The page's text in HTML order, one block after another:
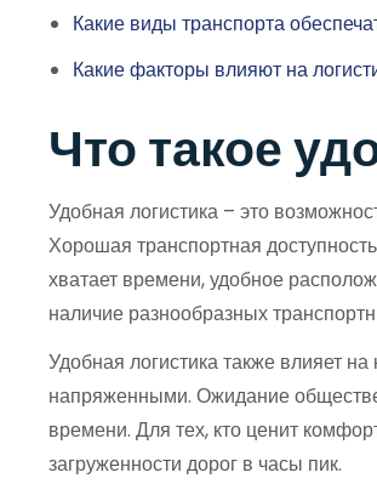
Какие виды транспорта
Какие факторы влияют на
Что такое
Удобная логистика – это
Хорошая транспортная
хватает времени, удобное
наличие разнообразных
Удобная логистика также влияет
напряженными. Ожидание
времени. Для тех, кто ценит
загруженности дорог в часы пик.